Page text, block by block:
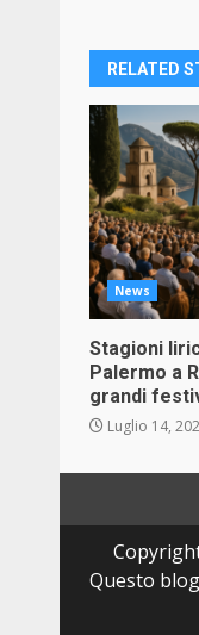
RELATED
News
Stagioni
Palermo a
grandi
Luglio 14,
Questo